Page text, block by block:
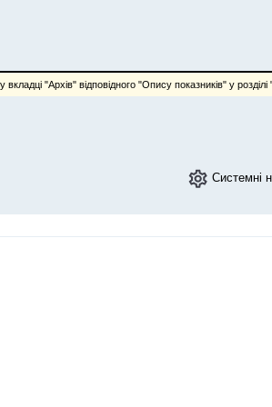
"Архів" відповідного "Опису показників" у розділі
Системні